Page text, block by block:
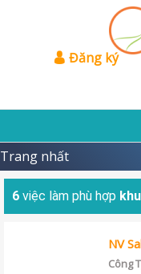
Đăng ký
Trang nhất
6 việc làm phù hợp
NV